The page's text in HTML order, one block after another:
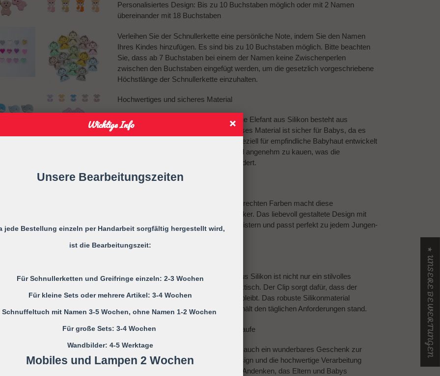
Personalisiertes Design: Bis zu 10 Buchstaben möglich oder mit 2 Namen
übereinander mit 18 Buchstaben
Verleihen Sie der Schnullerkette eine persönliche Note, indem Sie den Namen
Ihres Kindes hinzufügen. Es sind bis zu 10 Buchstaben möglich. Bitte beachten
Sie, dass ab 7 Buchstaben bei einem der Namen keine Zwischenperlen
zwischen den Buchstaben eingefügt werden, um die gesetzlich vorgeschriebene
Höchstlänge der Schnullerkette einzuhalten.
Hochwertiges und sicheres Material
Unsere Schnullerkette mit Namen Junge Elefant aus Silikon besteht aus
hochwertigem, BPA-freiem Silikon. Dieses Material ist sicher für Babys, da es
keine schädlichen Stoffe enthält und speziell für empfindliche Babyhaut entwickelt
wurde. Die Silikonperlen sind weich und angenehm zu kauen, was die
Zahnungsbeschwerden Ihres Babys lindert.
Charmantes Design
Das niedliche Elefanten-Motiv in kindgerechten Farben macht diese
Schnullerkette zu einem echten Hingucker. Das liebevoll gestaltete Design mit
kleinen Dino-Details wird Ihr Baby begeistern und passt perfekt zu jedem Jungen-
DieSchnullerkette mit Namen Junge aus Silikon ist nicht nur ein stilvolles
Accessoire, sondern auch äußerst praktisch. Der Clip sorgt dafür, dass der
Schnuller immer griffbereit und sauber bleibt. Das robuste Silikonmaterial
garantiert eine lange Lebensdauer und hält den täglichen Anforderungen stand.
Perfektes Geschenk zur Geburt oder Taufe
Diese personalisierte Schnullerkette ist auch ein wunderbares Geschenk zur
Geburt oder Taufe. Das individuelle Design und die hochwertige Verarbeitung
machen sie zu einem unvergesslichen Andenken, das Eltern und Babys
★ UNSERE BEWERTUNGEN
Wichtige Info
Unsere Bearbeitungszeiten
jede Bestellung einzeln per Handarbeit sorgfältig hergestellt wird,
ist die Bearbeitungszeit:
Für Schnullerketten und Greifringe einzeln: 2-3 Wochen
Für kleine Sets oder mehrere Artikel: 3-4 Wochen
Schnuffeltuch mit Namen 3-5 Wochen, ohne Namen 1-2 Wochen
Für große Sets: 3-4 Wochen
Wandbilder: 4-5 Werktage
Mobiles und Lampen 2 Wochen